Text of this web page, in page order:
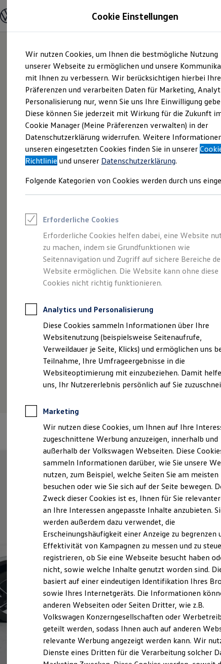
Hauptinhalt
springen
Footer
springen
Modelle und Konfigurator
Modelle vergleichen
Elektroautos
ENERGY Sondermodelle
Nutzfahrzeuge
SUV und CUV
Familienautos
Kombis
Kompaktwagen
Sportwagen
Schnell verfügbare Fahrzeuge
Angebote und Produkte
Aktuelle Angebote
E-Auto-Förderung
Volkswagen Marktplatz
Junge Gebrauchtwagen und Gebrauchtwagen
Saisonangebote
Leasing
Leasing-Angebote
Gebrauchtwagen Leasing
Junge Gebrauchtwagen-Leasing
Elektroauto Leasing
Kleinwagen-Leasing
Leasing ohne Anzahlung
Autokredit mit Schlussrate
Versicherungen und Garantien
Kfz-Versicherung
Restschuldversicherungen
Garantien
Wartungsverträge
Geschäftskunden
Professional Class bei Volkswagen
Großkunden
Behörden
Anpfiff zum Gewinn
Elektroautos
ID. Tutorials
Elektrofahrzeugkonzepte
Reichweite
Reichweite der ID. Modelle
Reichweite im Winter
Laden
Laden unterwegs
Laden Zuhause
Ladezeitensimulator
Batterie
Sicherheit
Garantie und Lebensdauer
Nachhaltigkeit
Technologie
Kosten und Kauf
Verbrauchskosten
Kaufoptionen
E-Auto-Förderung
Software und Konnektivität
Die ID. Software 6
ID. Software Versionen und Updates
Digitale Extras
Schnittstellen zu Ihrem ID.
Stilvollelektrisch. Der
ID.5
Impressum & Rechtliches
Cookie Einstellungen
Wir nutzen Cookies, um Ihnen die bestmögliche Nutzung
unserer Webseite zu ermöglichen und unsere
mit Ihnen zu verbessern. Wir berücksichtigen hierbei Ihre
Präferenzen und verarbeiten Daten für Marketing,
Personalisierung nur, wenn Sie uns Ihre Einwilligung
Diese können Sie jederzeit mit Wirkung für die Zukunft
Cookie Manager (Meine Präferenzen verwalten) in der
Datenschutzerklärung widerrufen. Weitere
unseren eingesetzten Cookies finden Sie in unserer
Richtlinie und unserer Datenschutzerklärung.
Folgende Kategorien von Cookies werden durch uns
Erforderliche Cookies
Erforderliche Cookies helfen dabei, eine Website
zu machen, indem sie Grundfunktionen wie
Seitennavigation und Zugriff auf sichere Bereiche
Website ermöglichen. Die Website kann ohne diese
Cookies nicht richtig funktionieren.
Analytics und Personalisierung
Diese Cookies sammeln Informationen über Ihre
Websitenutzung (beispielsweise Seitenaufrufe,
Verweildauer je Seite, Klicks) und ermöglichen uns
Teilnahme, Ihre Umfrageergebnisse in die
Websiteoptimierung mit einzubeziehen. Damit
uns, Ihr Nutzererlebnis persönlich auf Sie
Marketing
Wir nutzen diese Cookies, um Ihnen auf Ihre
zugeschnittene Werbung anzuzeigen, innerhalb und
außerhalb der Volkswagen Webseiten. Diese
sammeln Informationen darüber, wie Sie unsere
nutzen, zum Beispiel, welche Seiten Sie am meisten
besuchen oder wie Sie sich auf der Seite bewegen.
Zweck dieser Cookies ist es, Ihnen für Sie
an Ihre Interessen angepasste Inhalte anzubieten.
werden außerdem dazu verwendet, die
Erscheinungshäufigkeit einer Anzeige zu begrenzen
Effektivität von Kampagnen zu messen und zu
registrieren, ob Sie eine Webseite besucht haben
nicht, sowie welche Inhalte genutzt worden sind.
basiert auf einer eindeutigen Identifikation Ihres
sowie Ihres Internetgeräts. Die Informationen
anderen Webseiten oder Seiten Dritter, wie z.B.
Volkswagen Konzerngesellschaften oder
geteilt werden, sodass Ihnen auch auf anderen
relevante Werbung angezeigt werden kann. Wir
Dienste eines Dritten für die Verarbeitung solcher